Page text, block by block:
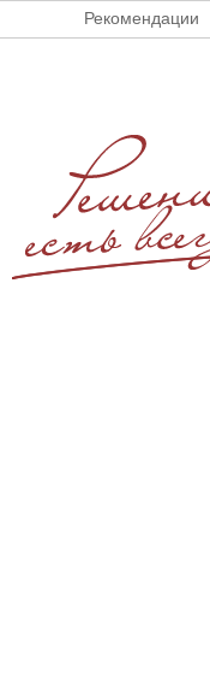
Рекомендации